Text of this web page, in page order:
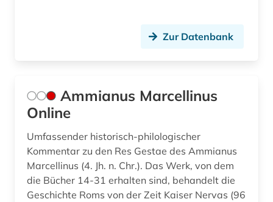
gregorius, nyssenus | bischof (1)
griechenland (altertum) (7)
griechenland altertum (4)
Zur Datenbank
Ammianus Marcellinus
Online
Umfassender historisch-philologischer
Kommentar zu den Res Gestae des Ammianus
Marcellinus (4. Jh. n. Chr.). Das Werk, von dem
die Bücher 14-31 erhalten sind, behandelt die
Geschichte Roms von der Zeit Kaiser Nervas (96